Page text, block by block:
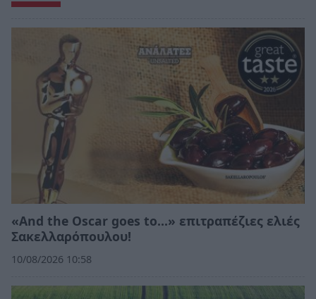
«And the Oscar goes to...» επιτραπέζιες ελιές
Σακελλαρόπουλου!
10/08/2026 10:58